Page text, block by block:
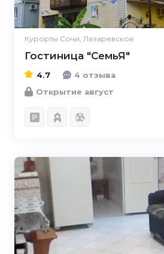
Курорты Сочи, Лазаревское
Гостиница "СемьЯ"
4.7
4 отзыва
Открытие август